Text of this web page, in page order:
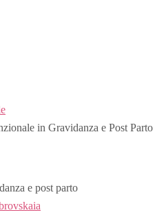
in Gravidanza e Post Parto